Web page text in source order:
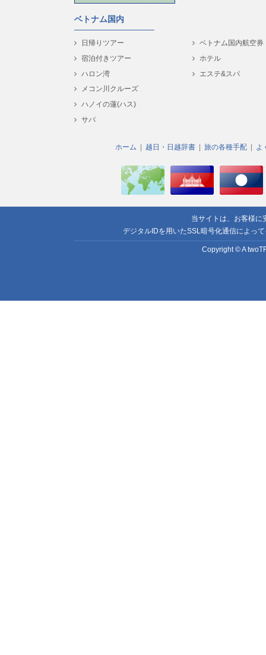
ベトナム国内
日帰りツアー
宿泊付きツアー
ハロン湾
メコン川クルーズ
ハノイの蓮(ハス)
サパ
ベトナム国内航空券
ホテル
エステ&スパ
ホーム 越日・日越辞書 旅の各種手配 よ
当サイトは、お客様に
デジタルIDを用いたSSL暗号化通信によっ
Copyright © A